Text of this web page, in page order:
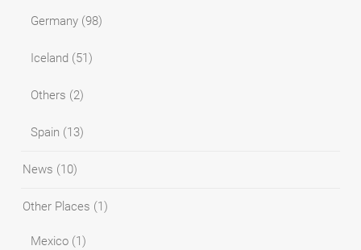
Germany (98)
Iceland (51)
Others (2)
Spain (13)
News (10)
Other Places (1)
Mexico (1)